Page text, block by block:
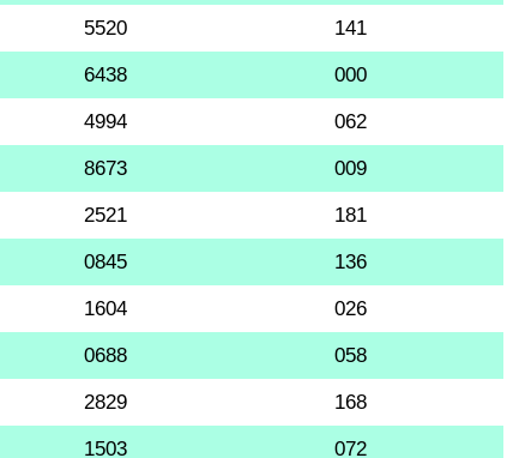
5520 141
6438 000
4994 062
8673 009
2521 181
0845 136
1604 026
0688 058
2829 168
1503 072